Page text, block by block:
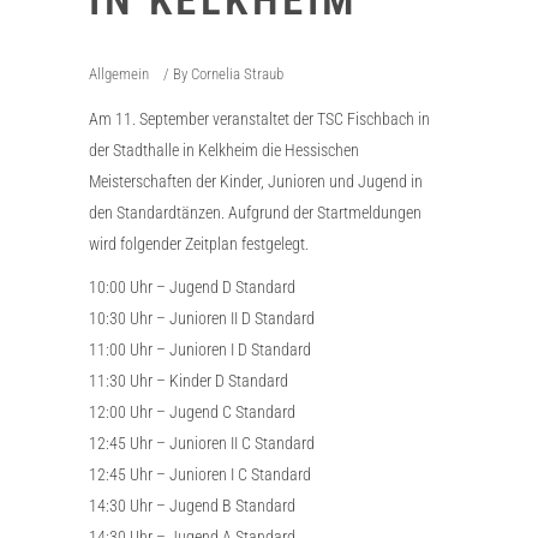
Allgemein By Cornelia Straub
Am 11. September veranstaltet der TSC Fischbach in
der Stadthalle in Kelkheim die Hessischen
Meisterschaften der Kinder, Junioren und Jugend in
den Standardtänzen. Aufgrund der Startmeldungen
wird folgender Zeitplan festgelegt.
10:00 Uhr – Jugend D Standard
10:30 Uhr – Junioren II D Standard
11:00 Uhr – Junioren I D Standard
11:30 Uhr – Kinder D Standard
12:00 Uhr – Jugend C Standard
12:45 Uhr – Junioren II C Standard
12:45 Uhr – Junioren I C Standard
14:30 Uhr – Jugend B Standard